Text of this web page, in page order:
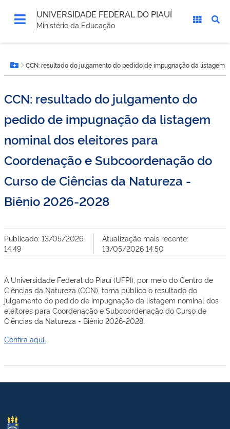
UNIVERSIDADE FEDERAL DO PIAUÍ
Ministério da Educação
está
aqui:Botão Menu
CCN: resultado do julgamento do pedido de impugnação da listagem
CCN: resultado do julgamento do
pedido de impugnação da listagem
nominal dos eleitores para
Coordenação e Subcoordenação do
Curso de Ciências da Natureza -
Biênio 2026-2028
Publicado: 13/05/2026
14:49
Atualização mais recente:
13/05/2026 14:50
A Universidade Federal do Piauí (UFPI), por meio do Centro de
Ciências da Natureza (CCN), torna público o resultado do
julgamento do pedido de impugnação da listagem nominal dos
eleitores para Coordenação e Subcoordenação do Curso de
Ciências da Natureza - Biênio 2026-2028.
Confira aqui.